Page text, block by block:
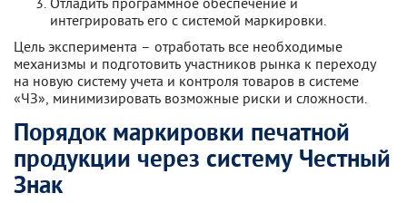
интегрировать его с системой маркировки.
Цель эксперимента – отработать все необходимые
механизмы и подготовить участников рынка к переходу
на новую систему учета и контроля товаров в системе
«ЧЗ», минимизировать возможные риски и сложности.
Порядок маркировки печатной
продукции через систему Честный
Знак